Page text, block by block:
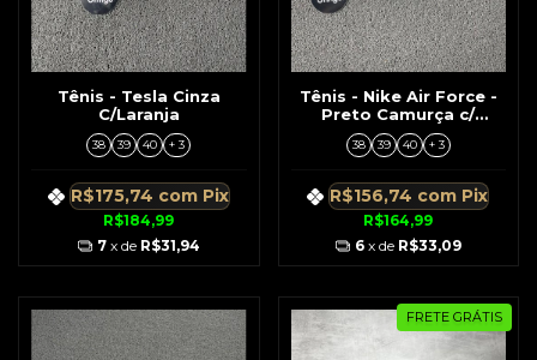
Tênis - Tesla Cinza
C/Laranja
38 39 40 + 3
R$184,99
R$175,74 com Pix
7 x de R$31,94
Tênis - Nike Air Force -
Preto Camurça c/
Solado Branco
38 39 40 + 3
R$164,99
R$156,74 com Pix
6 x de R$33,09
FRETE GRÁTIS